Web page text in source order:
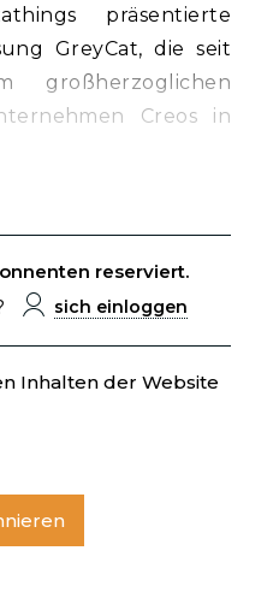
präsentierte
GreyCat, die seit
großherzoglichen
Creos in
reserviert.
sich einloggen
Inhalten der Website